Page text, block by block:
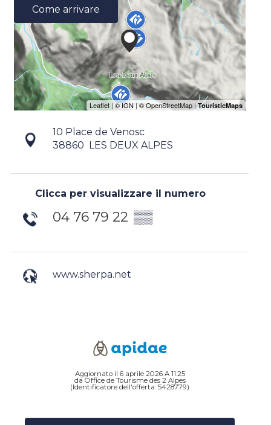
Come arrivare
10 Place de Venosc
38860
LES DEUX ALPES
Clicca per visualizzare il numero
04 76 79 22 ▒▒
www.sherpa.net
Aggiornato il 6 aprile 2026 A 11:25
da Office de Tourisme des 2 Alpes
(Identificatore dell'offerta: 5428779)